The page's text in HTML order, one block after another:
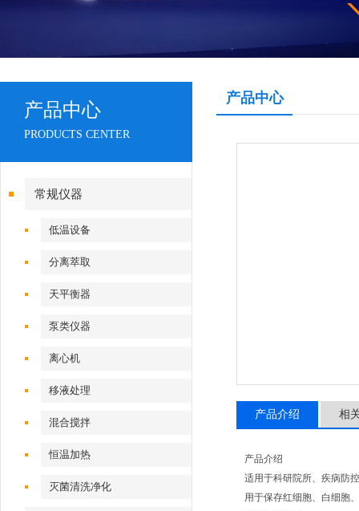
产品中心
PRODUCTS CENTER
常规仪器
低温设备
分离萃取
天平衡器
泵类仪器
离心机
移液处理
混合搅拌
恒温加热
灭菌清洗净化
产品中心
产品介绍 相
产品介绍
适用于科研院所、疾病防
用于保存红细胞、白细胞